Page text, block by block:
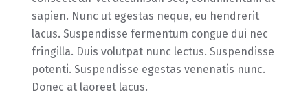
sapien. Nunc ut egestas neque, eu hendrerit
lacus. Suspendisse fermentum congue dui nec
fringilla. Duis volutpat nunc lectus. Suspendisse
potenti. Suspendisse egestas venenatis nunc.
Donec at laoreet lacus.